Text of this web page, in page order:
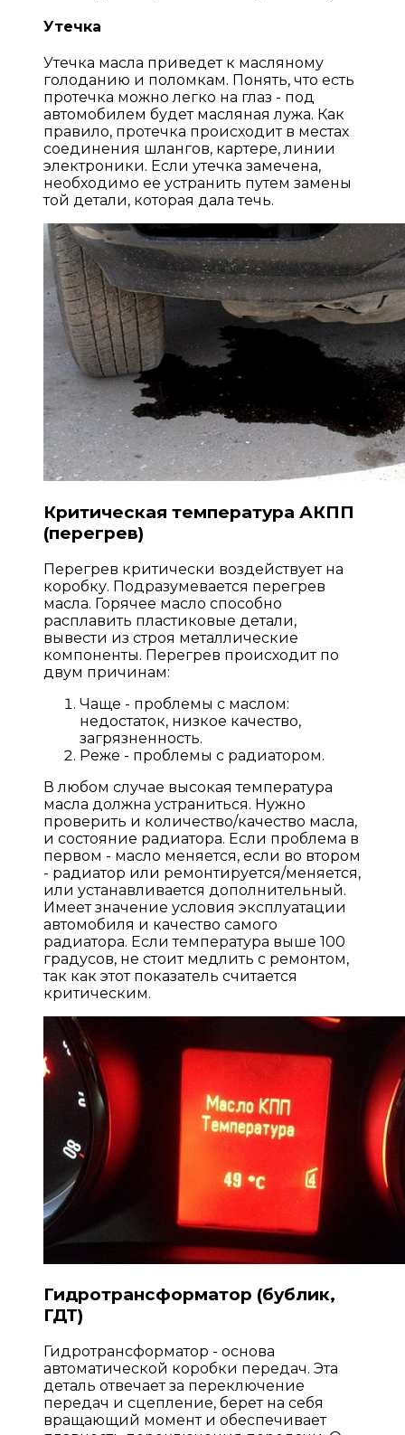
Утечка
Утечка масла приведет к масляному
голоданию и поломкам. Понять, что есть
протечка можно легко на глаз - под
автомобилем будет масляная лужа. Как
правило, протечка происходит в местах
соединения шлангов, картере, линии
электроники. Если утечка замечена,
необходимо ее устранить путем замены
той детали, которая дала течь.
Критическая температура АКПП
(перегрев)
Перегрев критически воздействует на
коробку. Подразумевается перегрев
масла. Горячее масло способно
расплавить пластиковые детали,
вывести из строя металлические
компоненты. Перегрев происходит по
двум причинам:
Чаще - проблемы с маслом:
недостаток, низкое качество,
загрязненность.
Реже - проблемы с радиатором.
В любом случае высокая температура
масла должна устраниться. Нужно
проверить и количество/качество масла,
и состояние радиатора. Если проблема в
первом - масло меняется, если во втором
- радиатор или ремонтируется/меняется,
или устанавливается дополнительный.
Имеет значение условия эксплуатации
автомобиля и качество самого
радиатора. Если температура выше 100
градусов, не стоит медлить с ремонтом,
так как этот показатель считается
критическим.
Гидротрансформатор (бублик,
ГДТ)
Гидротрансформатор - основа
автоматической коробки передач. Эта
деталь отвечает за переключение
передач и сцепление, берет на себя
вращающий момент и обеспечивает